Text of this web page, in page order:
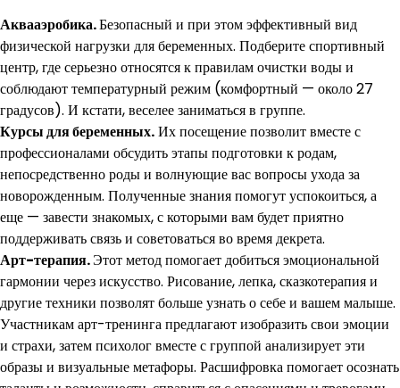
Аквааэробика.Безопасный и при этом эффективный вид
физической нагрузки для беременных. Подберите спортивный
центр, где серьезно относятся к правилам очистки воды и
соблюдают температурный режим (комфортный — около 27
градусов). И кстати, веселее заниматься в группе.
Курсы для беременных.Их посещение позволит вместе с
профессионалами обсудить этапы подготовки к родам,
непосредственно роды и волнующие вас вопросы ухода за
новорожденным. Полученные знания помогут успокоиться, а
еще — завести знакомых, с которыми вам будет приятно
поддерживать связь и советоваться во время декрета.
Арт-терапия.Этот метод помогает добиться эмоциональной
гармонии через искусство. Рисование, лепка, сказкотерапия и
другие техники позволят больше узнать о себе и вашем малыше.
Участникам арт-тренинга предлагают изобразить свои эмоции
и страхи, затем психолог вместе с группой анализирует эти
образы и визуальные метафоры. Расшифровка помогает осознать